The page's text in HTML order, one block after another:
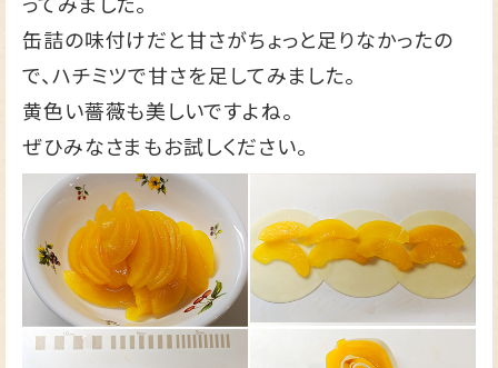
缶詰の味付けだと甘さがちょっと足りなかったの
で、ハチミツで甘さを足してみました。
黄色い薔薇も美しいですよね。
ぜひみなさまもお試しください。